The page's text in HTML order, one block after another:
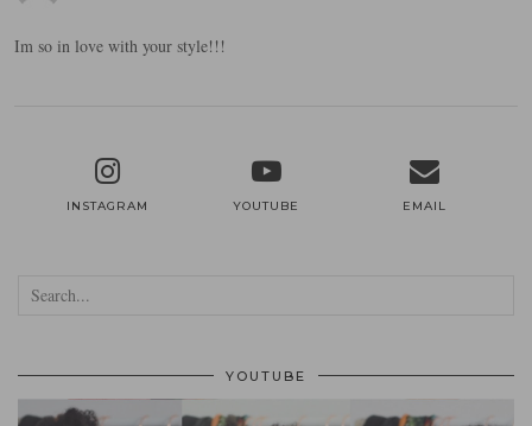
Im so in love with your style!!!
INSTAGRAM YOUTUBE EMAIL
YOUTUBE